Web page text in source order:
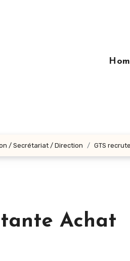
/ Secrétariat / Direction GTS
Achat